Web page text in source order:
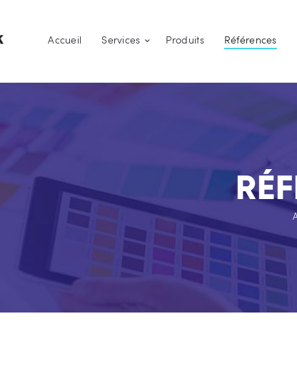
Accueil Services Produits Références
Services
Références
Devis
Contact